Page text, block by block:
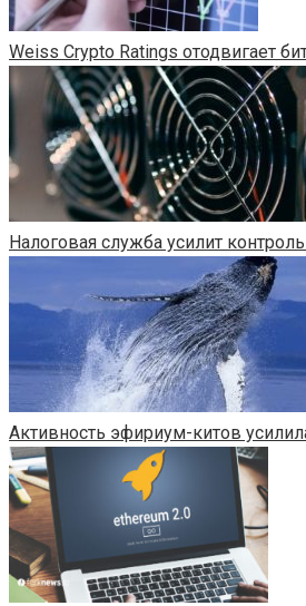
Weiss Crypto Ratings отодвигает
Налоговая служба усилит
Активность эфириум-китов